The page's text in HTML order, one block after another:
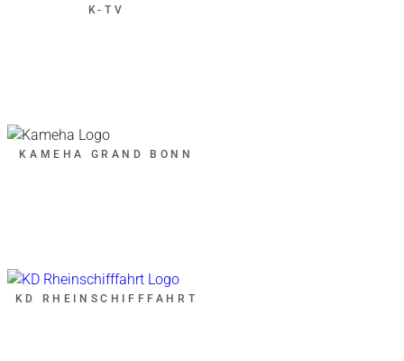
K-TV
KAMEHA GRAND BONN
KD RHEINSCHIFFFAHRT